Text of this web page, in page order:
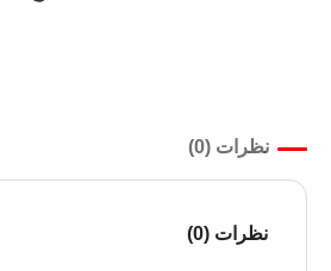
نظرات (0)
نظرات (0)